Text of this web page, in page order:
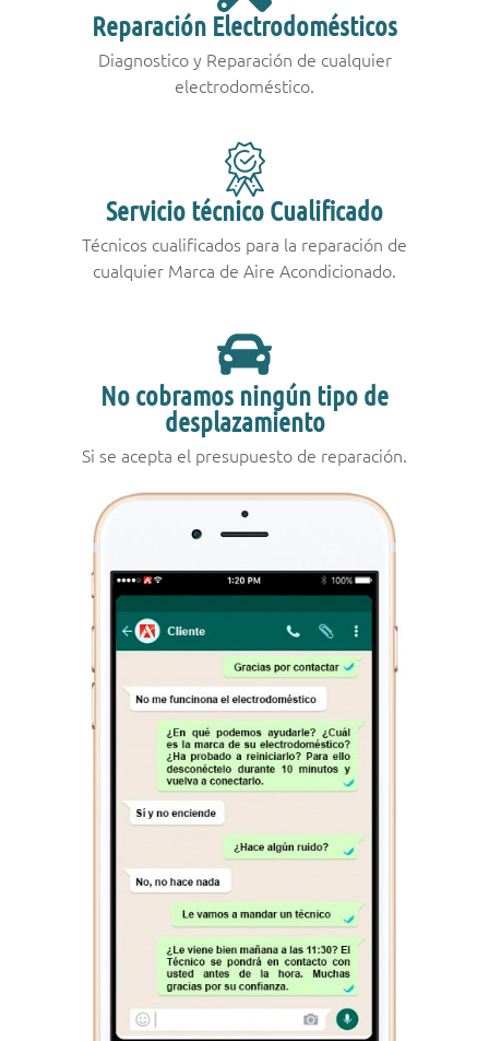
Reparación Electrodomésticos
Diagnostico y Reparación de cualquier
electrodoméstico.
Servicio técnico Cualificado
Técnicos cualificados para la reparación de
cualquier Marca de Aire Acondicionado.
No cobramos ningún tipo de
desplazamiento
Si se acepta el presupuesto de reparación.